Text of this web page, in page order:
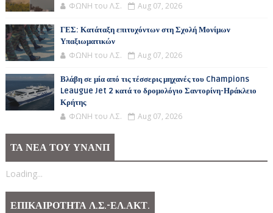
ΦΩΝΗ του Λ.Σ. Aug 07, 2026
ΓΕΣ: Κατάταξη επιτυχόντων στη Σχολή Μονίμων
Υπαξιωματικών
ΦΩΝΗ του Λ.Σ. Aug 07, 2026
Βλάβη σε μία από τις τέσσερις μηχανές του Champions
Leaugue Jet 2 κατά το δρομολόγιο Σαντορίνη-Ηράκλειο
Κρήτης
ΦΩΝΗ του Λ.Σ. Aug 07, 2026
ΤΑ ΝΕΑ ΤΟΥ ΥΝΑΝΠ
Loading...
ΕΠΙΚΑΙΡΟΤΗΤΑ Λ.Σ.-ΕΛ.ΑΚΤ.